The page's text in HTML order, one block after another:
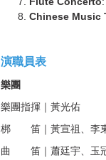
Chinese Music
演職員表
樂團
樂團指揮｜黃光佑
梆 笛｜黃宣祖、李
曲 笛｜蕭廷宇、玉